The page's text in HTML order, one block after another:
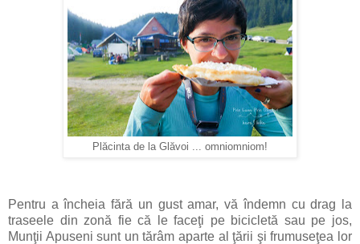
Plăcinta de la Glăvoi ... omniomniom!
Pentru a încheia fără un gust amar, vă îndemn cu drag la
traseele din zonă fie că le faceţi pe bicicletă sau pe jos,
Munţii Apuseni sunt un tărâm aparte al ţării şi frumuseţea lor